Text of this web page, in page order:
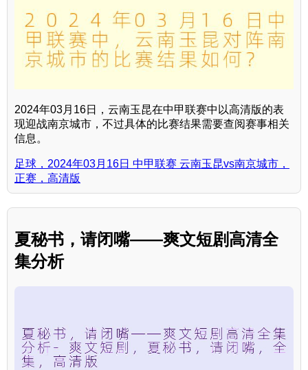
2024年03月16日，云南玉昆在中甲联赛中以高清版的表
现迎战南京城市，不过具体的比赛结果需要查阅赛事相关
信息。
足球，2024年03月16日 中甲联赛 云南玉昆vs南京城市，
正赛，高清版
夏秘书，请闭嘴——爽文短剧高清全
集分析